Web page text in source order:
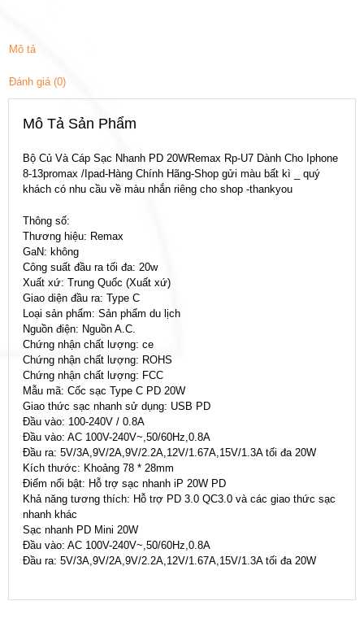
Mô tả
Đánh giá (0)
Mô Tả Sản Phẩm
Bộ Củ Và Cáp Sạc Nhanh PD 20WRemax Rp-U7 Dành Cho Iphone
8-13promax /Ipad-Hàng Chính Hãng-Shop gửi màu bất kì _ quý
khách có nhu cầu về màu nhắn riêng cho shop -thankyou
Thông số:
Thương hiệu: Remax
GaN: không
Công suất đầu ra tối đa: 20w
Xuất xứ: Trung Quốc (Xuất xứ)
Giao diện đầu ra: Type C
Loại sản phẩm: Sản phẩm du lịch
Nguồn điện: Nguồn A.C.
Chứng nhận chất lượng: ce
Chứng nhận chất lượng: ROHS
Chứng nhận chất lượng: FCC
Mẫu mã: Cốc sạc Type C PD 20W
Giao thức sạc nhanh sử dụng: USB PD
Đầu vào: 100-240V / 0.8A
Đầu vào: AC 100V-240V~,50/60Hz,0.8A
Đầu ra: 5V/3A,9V/2A,9V/2.2A,12V/1.67A,15V/1.3A tối đa 20W
Kích thước: Khoảng 78 * 28mm
Điểm nổi bật: Hỗ trợ sạc nhanh iP 20W PD
Khả năng tương thích: Hỗ trợ PD 3.0 QC3.0 và các giao thức sạc
nhanh khác
Sạc nhanh PD Mini 20W
Đầu vào: AC 100V-240V~,50/60Hz,0.8A
Đầu ra: 5V/3A,9V/2A,9V/2.2A,12V/1.67A,15V/1.3A tối đa 20W